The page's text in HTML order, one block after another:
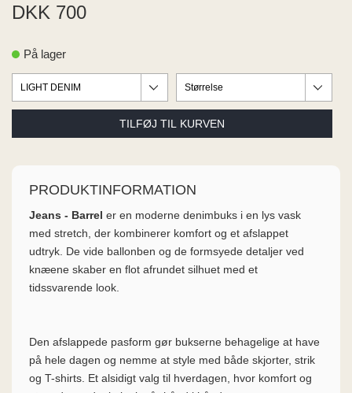
MODA
DKK 700
På lager
PRODUKTINFORMATION
Jeans - Barrel er en moderne denimbuks i en lys vask
med stretch, der kombinerer komfort og et afslappet
udtryk. De vide ballonben og de formsyede detaljer ved
knæene skaber en flot afrundet silhuet med et
tidssvarende look.
Den afslappede pasform gør bukserne behagelige at have
på hele dagen og nemme at style med både skjorter, strik
og T-shirts. Et alsidigt valg til hverdagen, hvor komfort og